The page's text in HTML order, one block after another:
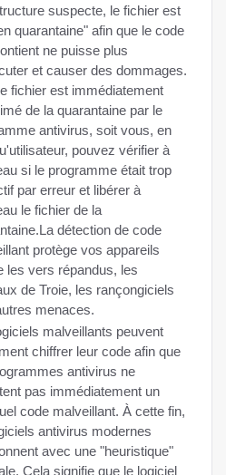
suspecte, le fichier est
quarantaine" afin que le code
ne puisse plus
et causer des dommages.
fichier est immédiatement
de la quarantaine par le
antivirus, soit vous, en
pouvez vérifier à
si le programme était trop
par erreur et libérer à
le fichier de la
détection de code
protège vos appareils
les vers répandus, les
de Troie, les rançongiciels
menaces.
malveillants peuvent
chiffrer leur code afin que
antivirus ne
pas immédiatement un
code malveillant. À cette fin,
antivirus modernes
avec une "heuristique"
Cela signifie que le logiciel